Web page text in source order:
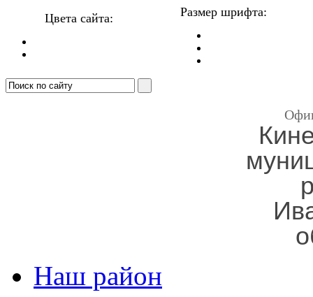
Цвета сайта: Размер шрифта:
Наш район